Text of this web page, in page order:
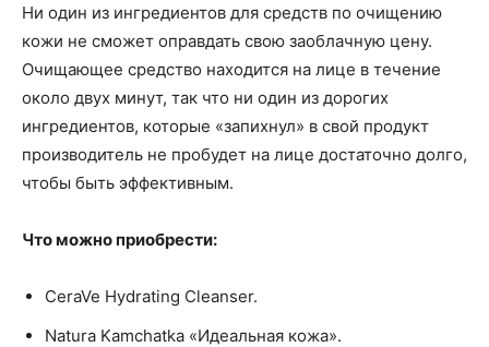
Ни один из ингредиентов для средств по очищению
кожи не сможет оправдать свою заоблачную цену.
Очищающее средство находится на лице в течение
около двух минут, так что ни один из дорогих
ингредиентов, которые «запихнул» в свой продукт
производитель не пробудет на лице достаточно долго,
чтобы быть эффективным.
Что можно приобрести:
CeraVe Hydrating Cleanser.
Natura Kamchatka «Идеальная кожа».